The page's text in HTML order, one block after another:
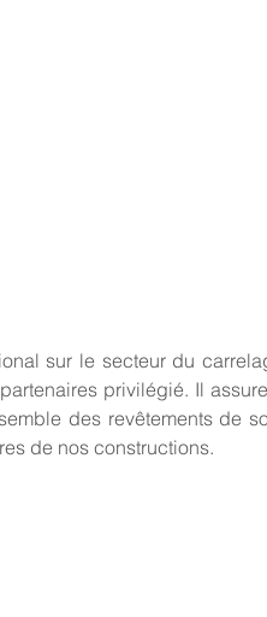
sur le secteur du
privilégié. Il
des revêtements de
de nos constructions.